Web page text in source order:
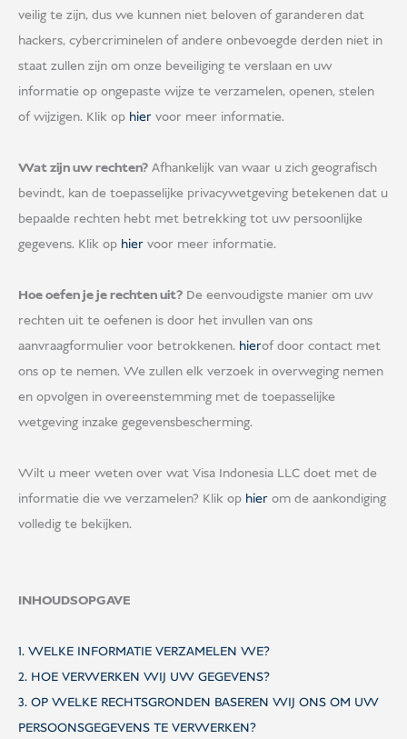
veilig te zijn, dus we kunnen niet beloven of garanderen dat
hackers, cybercriminelen of andere onbevoegde derden niet in
staat zullen zijn om onze beveiliging te verslaan en uw
informatie op ongepaste wijze te verzamelen, openen, stelen
of wijzigen. Klik op hier voor meer informatie.
Wat zijn uw rechten? Afhankelijk van waar u zich geografisch
bevindt, kan de toepasselijke privacywetgeving betekenen dat u
bepaalde rechten hebt met betrekking tot uw persoonlijke
gegevens. Klik op hier voor meer informatie.
Hoe oefen je je rechten uit? De eenvoudigste manier om uw
rechten uit te oefenen is door het invullen van ons
aanvraagformulier voor betrokkenen. hierof door contact met
ons op te nemen. We zullen elk verzoek in overweging nemen
en opvolgen in overeenstemming met de toepasselijke
wetgeving inzake gegevensbescherming.
Wilt u meer weten over wat Visa Indonesia LLC doet met de
informatie die we verzamelen? Klik op hier om de aankondiging
volledig te bekijken.
INHOUDSOPGAVE
1. WELKE INFORMATIE VERZAMELEN WE?
2. HOE VERWERKEN WIJ UW GEGEVENS?
3. OP WELKE RECHTSGRONDEN BASEREN WIJ ONS OM UW
PERSOONSGEGEVENS TE VERWERKEN?